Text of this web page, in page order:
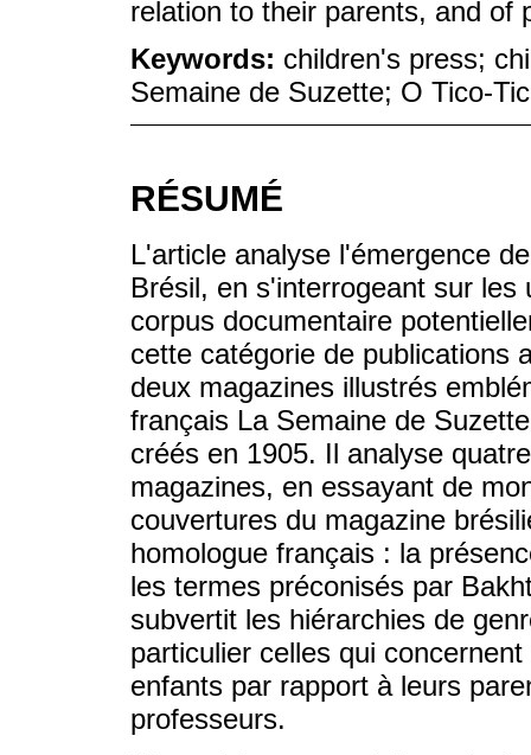
relation to their parents, and of
Keywords: children's press;
Semaine de Suzette; O Tico-
RÉSUMÉ
L'article analyse l'émergence
Brésil, en s'interrogeant sur
corpus documentaire
cette catégorie de publications
deux magazines illustrés
français La Semaine de
créés en 1905. Il analyse
magazines, en essayant de
couvertures du magazine
homologue français : la
les termes préconisés par
subvertit les hiérarchies de
particulier celles qui
enfants par rapport à leurs
professeurs.